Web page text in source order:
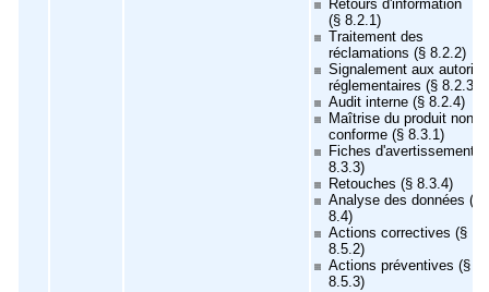
Retours d'information
(§ 8.2.1)
Traitement des
réclamations (§ 8.2.2)
Signalement aux
réglementaires (§ 8.2.3)
Audit interne (§ 8.2.4)
Maîtrise du produit non
conforme (§ 8.3.1)
Fiches d'avertissement
8.3.3)
Retouches (§ 8.3.4)
Analyse des données (§
8.4)
Actions correctives (§
8.5.2)
Actions préventives (§
8.5.3)